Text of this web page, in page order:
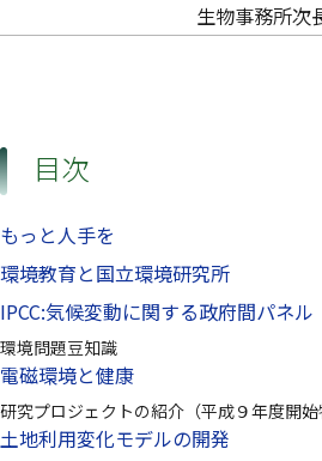
生物事務所次
目次
もっと人手を
環境教育と国立環境研究所
IPCC:気候変動に関する政府間パネル
環境問題豆知識
電磁環境と健康
研究プロジェクトの紹介（平成９年度開始
土地利用変化モデルの開発